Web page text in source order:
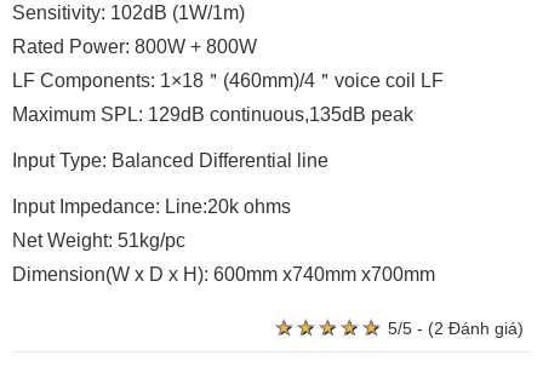
Sensitivity: 102dB (1W/1m)
Rated Power: 800W + 800W
LF Components: 1×18＂(460mm)/4＂voice coil LF
Maximum SPL: 129dB continuous,135dB peak
Input Type: Balanced Differential line
Input Impedance: Line:20k ohms
Net Weight: 51kg/pc
Dimension(W x D x H): 600mm x740mm x700mm
★ ★ ★ ★ ★
★ ★ ★ ★ ★ 5/5 - (2 Đánh giá)